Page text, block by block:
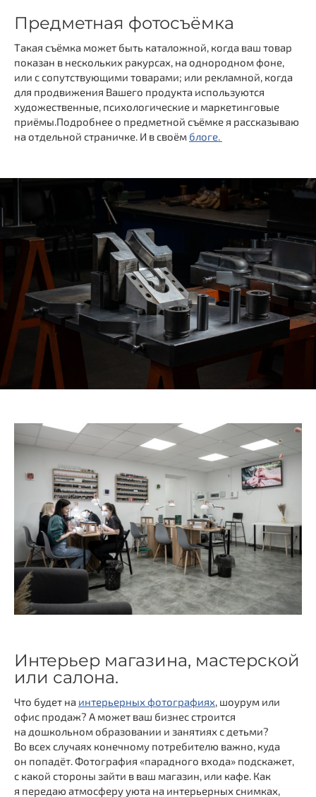
Предметная фотосъёмка
Такая съёмка может быть каталожной, когда ваш товар
показан в нескольких ракурсах, на однородном фоне,
или с сопутствующими товарами; или рекламной, когда
для продвижения Вашего продукта используются
художественные, психологические и маркетинговые
приёмы.Подробнее о предметной съёмке я рассказываю
на отдельной страничке. И в своём блоге.
Интерьер магазина, мастерской
или салона.
Что будет на интерьерных фотографиях, шоурум или
офис продаж? А может ваш бизнес строится
на дошкольном образовании и занятиях с детьми?
Во всех случаях конечному потребителю важно, куда
он попадёт. Фотография «парадного входа» подскажет,
с какой стороны зайти в ваш магазин, или кафе. Как
я передаю атмосферу уюта на интерьерных снимках,